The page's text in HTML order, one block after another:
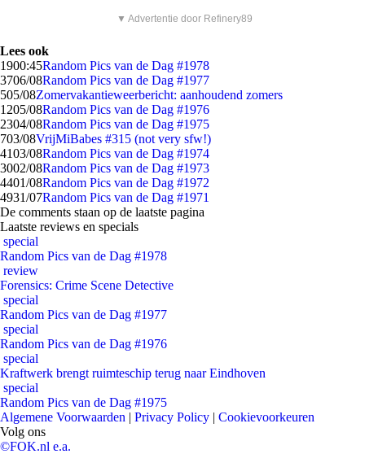
▼ Advertentie door Refinery89
Lees ook
1900:45Random Pics van de Dag #1978
3706/08Random Pics van de Dag #1977
505/08Zomervakantieweerbericht: aanhoudend zomers
1205/08Random Pics van de Dag #1976
2304/08Random Pics van de Dag #1975
703/08VrijMiBabes #315 (not very sfw!)
4103/08Random Pics van de Dag #1974
3002/08Random Pics van de Dag #1973
4401/08Random Pics van de Dag #1972
4931/07Random Pics van de Dag #1971
De comments staan op de laatste pagina
Laatste reviews en specials
special
Random Pics van de Dag #1978
review
Forensics: Crime Scene Detective
special
Random Pics van de Dag #1977
special
Random Pics van de Dag #1976
special
Kraftwerk brengt ruimteschip terug naar Eindhoven
special
Random Pics van de Dag #1975
Algemene Voorwaarden | Privacy Policy | Cookievoorkeuren
Volg ons
©FOK.nl e.a.